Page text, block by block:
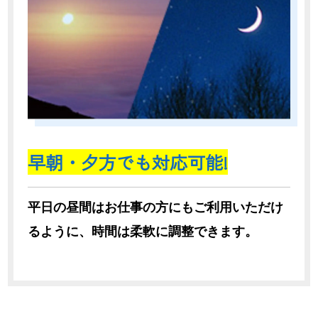
早朝・夕方でも対応可能!
平日の昼間はお仕事の方にもご利用いただけ
るように、時間は柔軟に調整できます。